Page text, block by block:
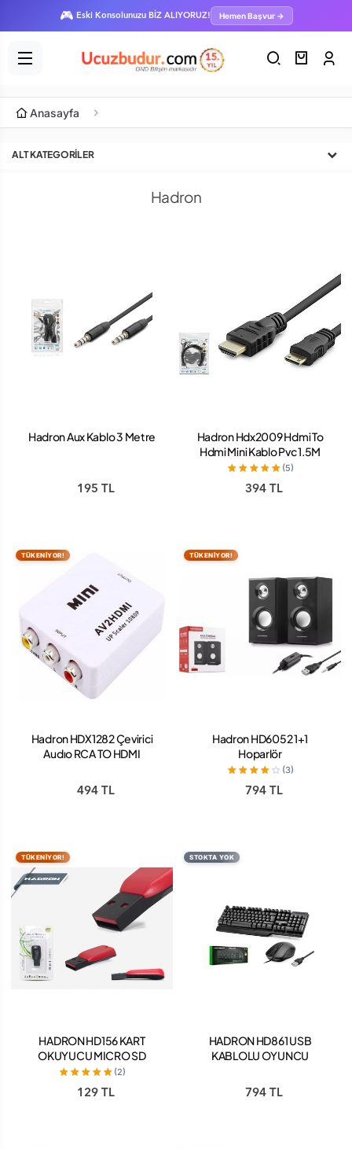
🎮 Eski Konsolunuzu BİZ ALIYORUZ! Hemen Başvur →
Anasayfa
ALT KATEGORILER
Hadron
Hadron Aux Kablo 3 Metre
195 TL
Hadron Hdx2009 Hdmi To
Hdmi Mini Kablo Pvc 1.5M
Siyah
(5)
394 TL
TÜKENİYOR!
Hadron HDX1282 Çevirici
Audıo RCA TO HDMI
494 TL
TÜKENİYOR!
Hadron HD6052 1+1
Hoparlör
(3)
794 TL
TÜKENİYOR!
HADRON HD156 KART
OKUYUCU MICRO SD
(2)
129 TL
STOKTA YOK
HADRON HD861 USB
KABLOLU OYUNCU
794 TL